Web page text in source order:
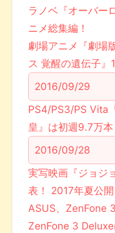
ラノベ『オーバー
ニメ総集編！
劇場アニメ『劇場
ス 覚醒の遺伝子』
2016/09/29
PS4/PS3/PS Vita
皇』は初週9.7万本
2016/09/28
実写映画『ジョジ
表！ 2017年夏公開
ASUS、ZenFone
ZenFone 3